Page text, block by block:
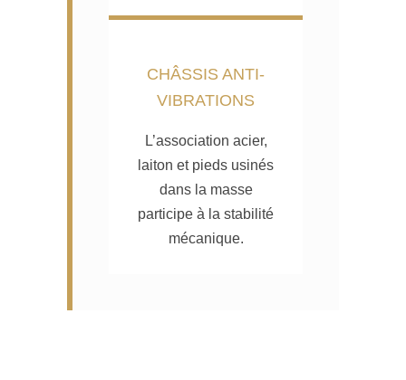
CHÂSSIS ANTI-
VIBRATIONS
L’association acier,
laiton et pieds usinés
dans la masse
participe à la stabilité
mécanique.